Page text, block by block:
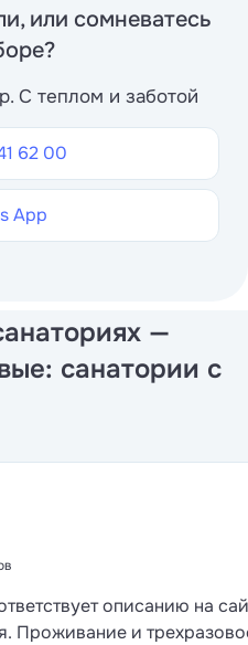
или сомневатесь
С теплом и заботой
62 00
App
—
санатории с
описанию на
Проживание и